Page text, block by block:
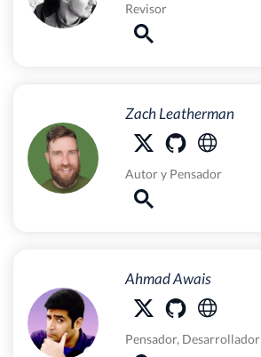
Revisor
Zach Leatherman
Autory Pensador
Ahmad Awais
Pensador, Desarrollador